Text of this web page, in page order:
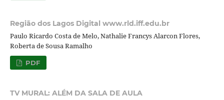
Região dos Lagos Digital www.rld.iff.edu.br
Paulo Ricardo Costa de Melo, Nathalie Francys Alarcon Flores,
Roberta de Sousa Ramalho
PDF
TV MURAL: ALÉM DA SALA DE AULA